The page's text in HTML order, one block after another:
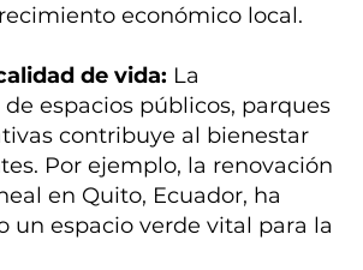
económico local.
de vida: La
espacios públicos, parques
contribuye al bienestar
Por ejemplo, la renovación
en Quito, Ecuador, ha
un espacio verde vital para la